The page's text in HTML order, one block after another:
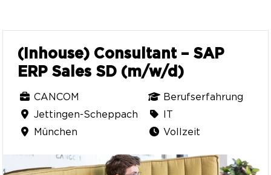
(Inhouse) Consultant – SAP
ERP Sales SD (m/w/d)
CANCOM
Jettingen-Scheppach
München
Berufserfahrung
IT
Vollzeit